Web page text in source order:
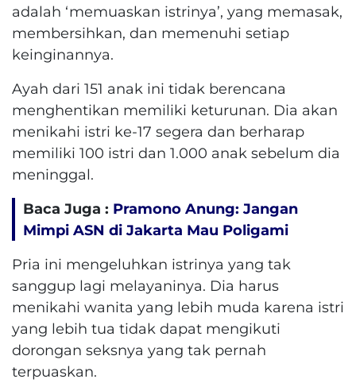
adalah ‘memuaskan istrinya’, yang memasak,
membersihkan, dan memenuhi setiap
keinginannya.
Ayah dari 151 anak ini tidak berencana
menghentikan memiliki keturunan. Dia akan
menikahi istri ke-17 segera dan berharap
memiliki 100 istri dan 1.000 anak sebelum dia
meninggal.
Baca Juga : Pramono Anung: Jangan
Mimpi ASN di Jakarta Mau Poligami
Pria ini mengeluhkan istrinya yang tak
sanggup lagi melayaninya. Dia harus
menikahi wanita yang lebih muda karena istri
yang lebih tua tidak dapat mengikuti
dorongan seksnya yang tak pernah
terpuaskan.